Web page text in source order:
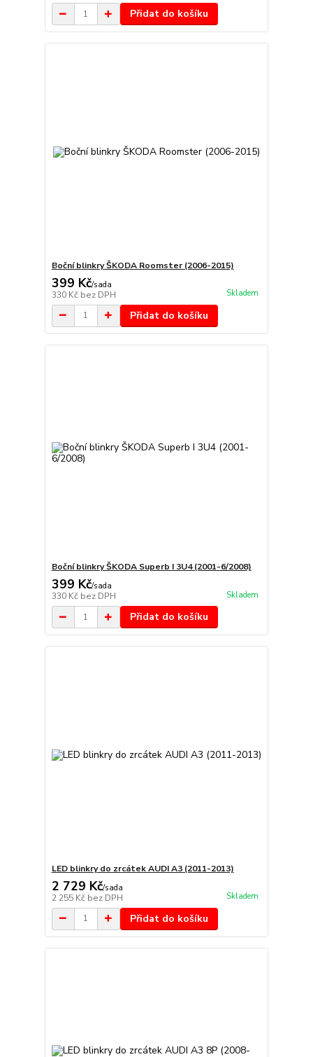
Přidat do košíku
Boční blinkry ŠKODA Roomster (2006-2015)
399 Kč/sada
330 Kč bez DPH Skladem
Přidat do košíku
Boční blinkry ŠKODA Superb I 3U4 (2001-6/2008)
399 Kč/sada
330 Kč bez DPH Skladem
Přidat do košíku
LED blinkry do zrcátek AUDI A3 (2011-2013)
2 729 Kč/sada
2 255 Kč bez DPH Skladem
Přidat do košíku